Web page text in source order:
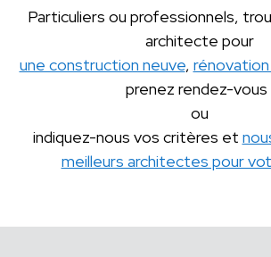
Particuliers ou professionnels,
architecte pour
une construction neuve,
prenez rendez-vous
ou
indiquez-nous vos critères et
meilleurs architectes pour